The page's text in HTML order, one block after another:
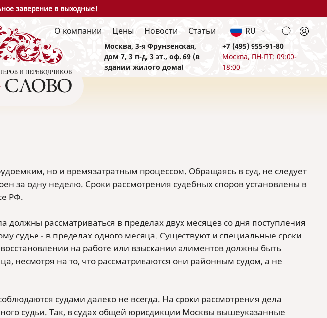
заверение в выходные!
О компании Цены Новости Статьи RU
Москва, 3-я Фрунзенская,
дом 7, 3 п-д, 3 эт., оф. 69 (в
здании жилого дома)
+7 (495) 955-91-80
Москва, ПН-ПТ: 09:00-
18:00
но и времязатратным процессом. Обращаясь в суд, не следует
за одну неделю. Сроки рассмотрения судебных споров установлены в
РФ.
должны рассматриваться в пределах двух месяцев со дня поступления
судье - в пределах одного месяца. Существуют и специальные сроки
на работе или взыскании алиментов должны быть
несмотря на то, что рассматриваются они районным судом, а не
судами далеко не всегда. На сроки рассмотрения дела
судьи. Так, в судах общей юрисдикции Москвы вышеуказанные